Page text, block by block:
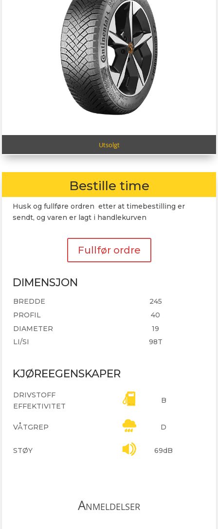
Utsolgt
Bestille time
Husk og fullføre ordren etter at timebestilling er
sendt, og varen er lagt i handlekurven
Fullfør ordre
DIMENSJON
BREDDE
245
PROFIL
40
DIAMETER
19
LI/SI
98T
KJØREEGENSKAPER
DRIVSTOFF
EFFEKTIVITET
B
VÅTGREP D
STØY 69dB
Anmeldelser